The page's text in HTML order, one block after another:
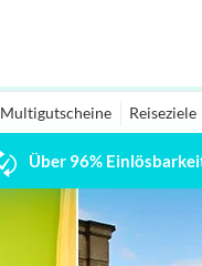
Multigutscheine Reiseziele
Über 96%